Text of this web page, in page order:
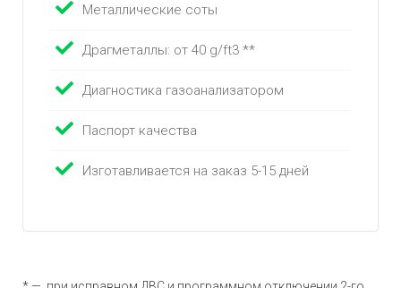
Металлические соты
Драгметаллы: от 40 g/ft3 **
Диагностика газоанализатором
Паспорт качества
Изготавливается на заказ 5-15 дней